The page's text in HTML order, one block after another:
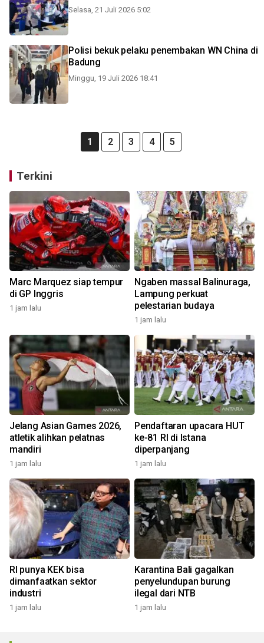
Selasa, 21 Juli 2026 5:02
Polisi bekuk pelaku penembakan WN China di
Badung
Minggu, 19 Juli 2026 18:41
1 2 3 4 5
Terkini
Marc Marquez siap tempur
di GP Inggris
1 jam lalu
Ngaben massal Balinuraga,
Lampung perkuat
pelestarian budaya
1 jam lalu
Jelang Asian Games 2026,
atletik alihkan pelatnas
mandiri
1 jam lalu
Pendaftaran upacara HUT
ke-81 RI di Istana
diperpanjang
1 jam lalu
RI punya KEK bisa
dimanfaatkan sektor
industri
1 jam lalu
Karantina Bali gagalkan
penyelundupan burung
ilegal dari NTB
1 jam lalu